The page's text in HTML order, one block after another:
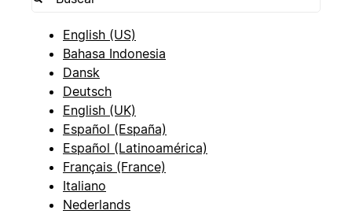
English (US)
Bahasa Indonesia
Dansk
Deutsch
English (UK)
Español (España)
Español (Latinoamérica)
Français (France)
Italiano
Nederlands